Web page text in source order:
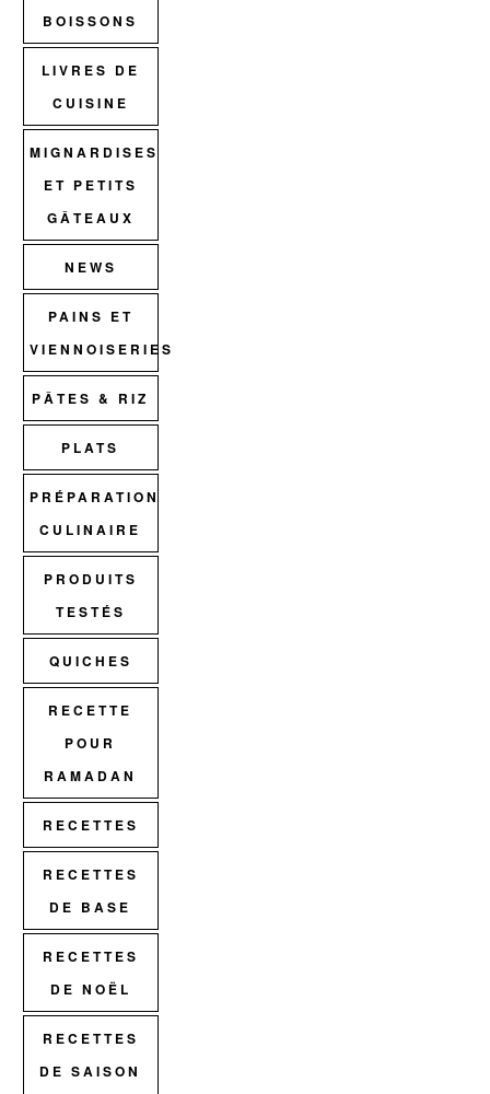
BOISSONS
LIVRES DE
CUISINE
MIGNARDISES
ET PETITS
GÂTEAUX
NEWS
PAINS ET
VIENNOISERIES
PÂTES & RIZ
PLATS
PRÉPARATION
CULINAIRE
PRODUITS
TESTÉS
QUICHES
RECETTE
POUR
RAMADAN
RECETTES
RECETTES
DE BASE
RECETTES
DE NOËL
RECETTES
DE SAISON